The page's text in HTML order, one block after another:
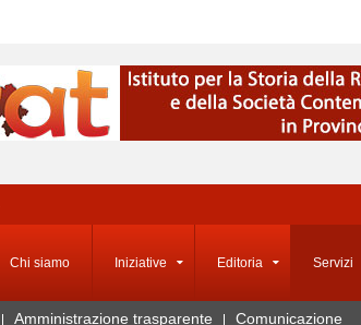
Chi siamo Iniziative Editoria Servizi
Amministrazione trasparente Comunicazione